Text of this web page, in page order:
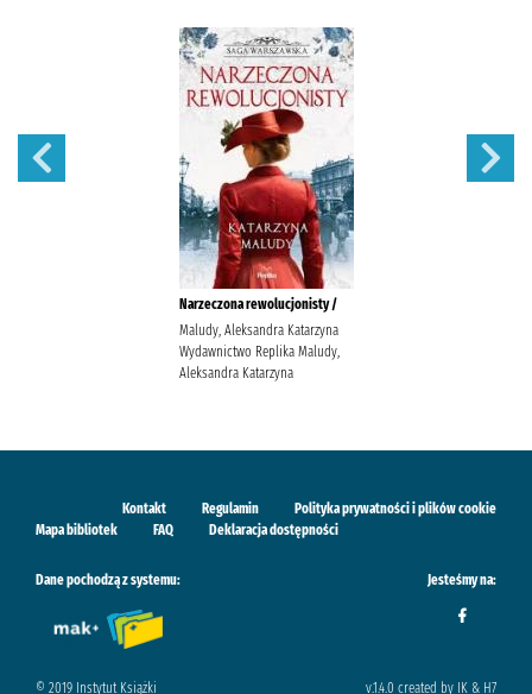
Narzeczona rewolucjonisty /
Maludy, Aleksandra Katarzyna
Wydawnictwo Replika Maludy,
Aleksandra Katarzyna
Kontakt Regulamin
Polityka prywatności i plików cookie
Mapa bibliotek
FAQ Deklaracja dostępności
Dane pochodzą z systemu: Jesteśmy na:
© 2019 Instytut Książki v.1.4.0 created by IK & H7